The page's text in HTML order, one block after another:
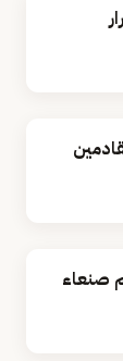
صنعاء